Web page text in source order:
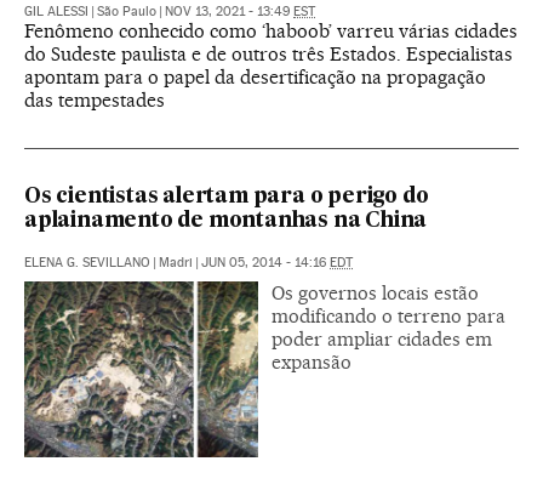
GIL ALESSI São Paulo NOV 13, 2021 - 13:49 EST
Fenômeno conhecido como ‘haboob’ varreu várias cidades
do Sudeste paulista e de outros três Estados. Especialistas
apontam para o papel da desertificação na propagação
das tempestades
Os cientistas alertam para o perigo do
aplainamento de montanhas na China
ELENA G. SEVILLANO Madri JUN 05, 2014 - 14:16 EDT
Os governos locais estão
modificando o terreno para
poder ampliar cidades em
expansão